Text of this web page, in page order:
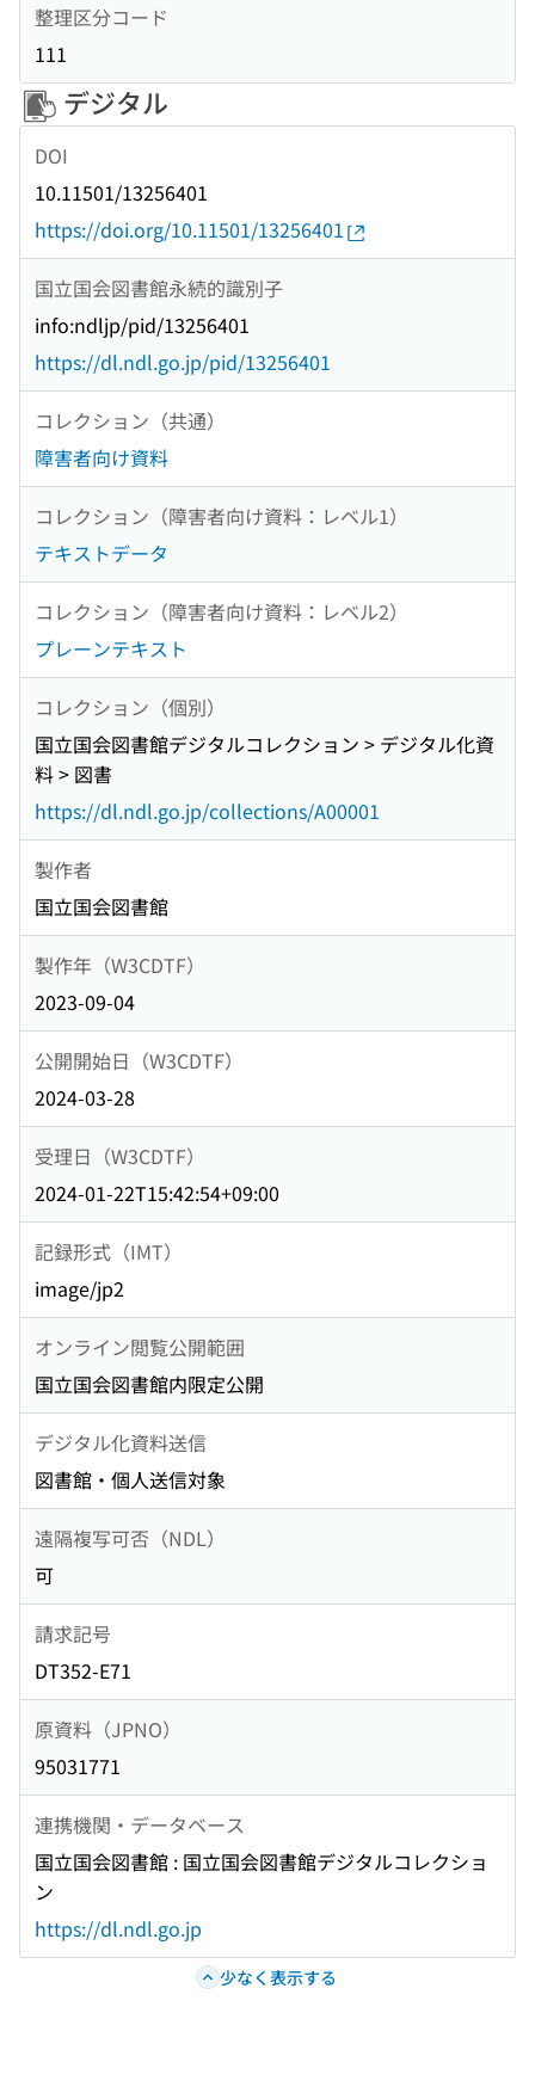
整理区分コード
111
デジタル
DOI
10.11501/13256401
https://doi.org/10.11501/13256401
国立国会図書館永続的識別子
info:ndljp/pid/13256401
https://dl.ndl.go.jp/pid/13256401
コレクション（共通）
障害者向け資料
コレクション（障害者向け資料：レベル1）
テキストデータ
コレクション（障害者向け資料：レベル2）
プレーンテキスト
コレクション（個別）
国立国会図書館デジタルコレクション > デジタル化資
料 > 図書
https://dl.ndl.go.jp/collections/A00001
製作者
国立国会図書館
製作年（W3CDTF）
2023-09-04
公開開始日（W3CDTF）
2024-03-28
受理日（W3CDTF）
2024-01-22T15:42:54+09:00
記録形式（IMT）
image/jp2
オンライン閲覧公開範囲
国立国会図書館内限定公開
デジタル化資料送信
図書館・個人送信対象
遠隔複写可否（NDL）
可
請求記号
DT352-E71
原資料（JPNO）
95031771
連携機関・データベース
国立国会図書館 : 国立国会図書館デジタルコレクショ
ン
https://dl.ndl.go.jp
少なく表示する